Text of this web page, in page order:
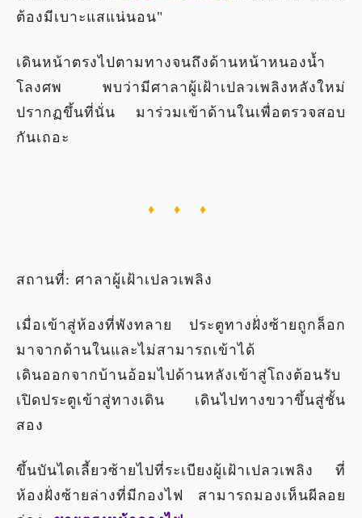
ต้องมีเบาะแสแน่นอน"
เดินหน้าตรงไปตามทางจนถึงด้านหน้าหนองน้ำ
โลงศพ พบว่ามีศาลาผู้เฝ้าเปลวเพลิงหลังใหม่
ปรากฏขึ้นที่นั่น มาร่วมเข้าด้านในเพื่อตรวจสอบ
กันเถอะ
♦ ♦ ♦
สถานที่: ศาลาผู้เฝ้าเปลวเพลิง
เมื่อเข้าสู่ห้องที่พังทลาย ประตูทางฝั่งซ้ายถูกล็อก
มาจากด้านในและไม่สามารถเข้าได้
เดินออกจากบ้านอ้อมไปด้านหลังเข้าสู่โถงต้อนรับ
เปิดประตูเข้าสู่ทางเดิน เดินไปทางขวาขึ้นสู่ชั้น
สอง
ขึ้นบันไดเลี้ยวซ้ายไปที่ระเบียงผู้เฝ้าเปลวเพลิง ที่
ห้องฝั่งซ้ายล่างที่มีกองไฟ สามารถมองเห็นผีลอย